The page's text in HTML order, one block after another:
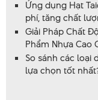
Ứng dụng Hạt
phí, tăng chất
Giải Pháp Chất
Phẩm Nhựa Cao
So sánh các loại
lựa chọn tốt